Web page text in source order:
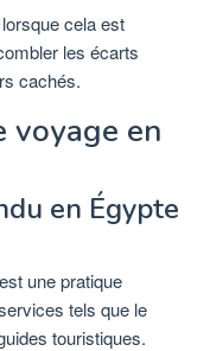
lorsque cela est
les écarts
cachés.
voyage en
en Égypte
une pratique
tels que le
touristiques.